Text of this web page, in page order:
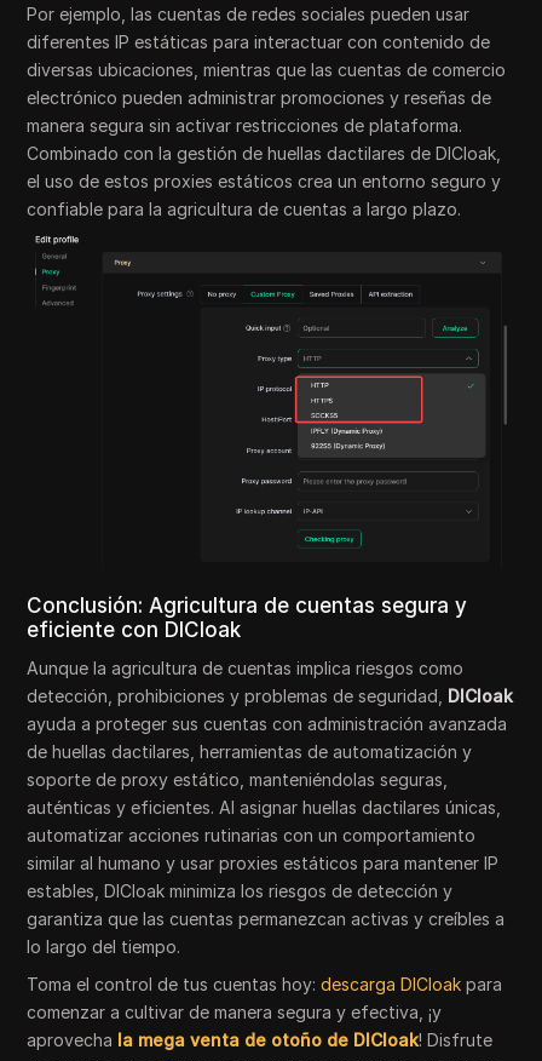
Por ejemplo, las cuentas de redes sociales pueden usar
diferentes IP estáticas para interactuar con contenido de
diversas ubicaciones, mientras que las cuentas de comercio
electrónico pueden administrar promociones y reseñas de
manera segura sin activar restricciones de plataforma.
Combinado con la gestión de huellas dactilares de DICloak,
el uso de estos proxies estáticos crea un entorno seguro y
confiable para la agricultura de cuentas a largo plazo.
Conclusión: Agricultura de cuentas segura y
eficiente con DICloak
Aunque la agricultura de cuentas implica riesgos como
detección, prohibiciones y problemas de seguridad, DICloak
ayuda a proteger sus cuentas con administración avanzada
de huellas dactilares, herramientas de automatización y
soporte de proxy estático, manteniéndolas seguras,
auténticas y eficientes. Al asignar huellas dactilares únicas,
automatizar acciones rutinarias con un comportamiento
similar al humano y usar proxies estáticos para mantener IP
estables, DICloak minimiza los riesgos de detección y
garantiza que las cuentas permanezcan activas y creíbles a
lo largo del tiempo.
Toma el control de tus cuentas hoy:descarga DICloak para
comenzar a cultivar de manera segura y efectiva, ¡y
aprovecha la mega venta de otoño de DICloak! Disfrute